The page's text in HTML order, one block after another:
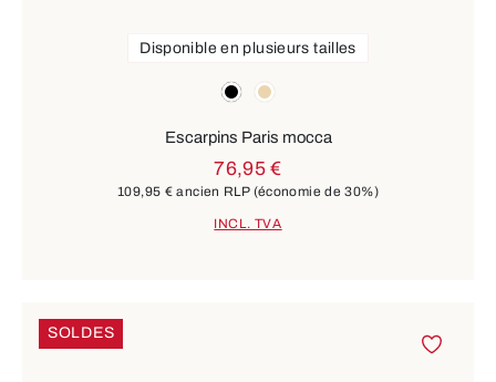
noir beige
Disponible en plusieurs tailles
Escarpins Paris mocca
76,95 €
109,95 € ancien RLP (économie de 30%)
INCL. TVA
SOLDES